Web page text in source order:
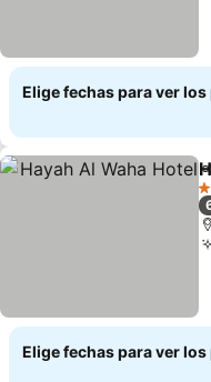
Elige fechas para ver
1
Elige fechas para ver